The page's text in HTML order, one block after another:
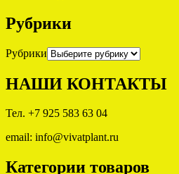
Рубрики
Рубрики
НАШИ КОНТАКТЫ
Тел. +7 925 583 63 04
email: info@vivatplant.ru
Категории товаров